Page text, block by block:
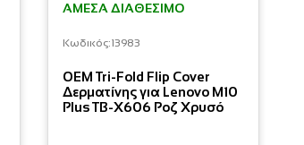
ΆΜΕΣΑ ΔΙΑΘΈΣΙΜΟ
Κωδικός:13983
OEM Tri-Fold Flip Cover
Δερματίνης για Lenovo M10
Plus TB-X606 Ροζ Χρυσό